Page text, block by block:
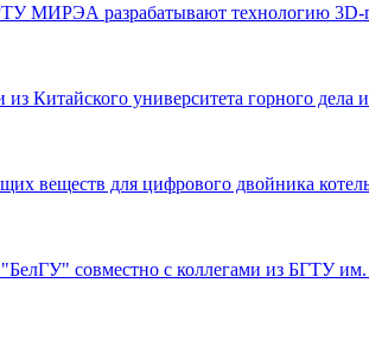
МИРЭА разрабатывают технологию 3D-
Китайского университета горного
для цифрового двойника
совместно с коллегами из БГТУ